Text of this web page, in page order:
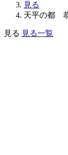
見る
天平の都
見る 見る一覧